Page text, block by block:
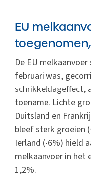
EU
De EU
februari was,
schrikkeldageffect,
toename. Lichte
Duitsland en
bleef sterk groeien
Ierland (-6%) hield
melkaanvoer in het
1,2%.